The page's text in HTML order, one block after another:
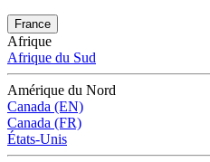
France
Afrique
Afrique du Sud
Amérique du Nord
Canada (EN)
Canada (FR)
États-Unis